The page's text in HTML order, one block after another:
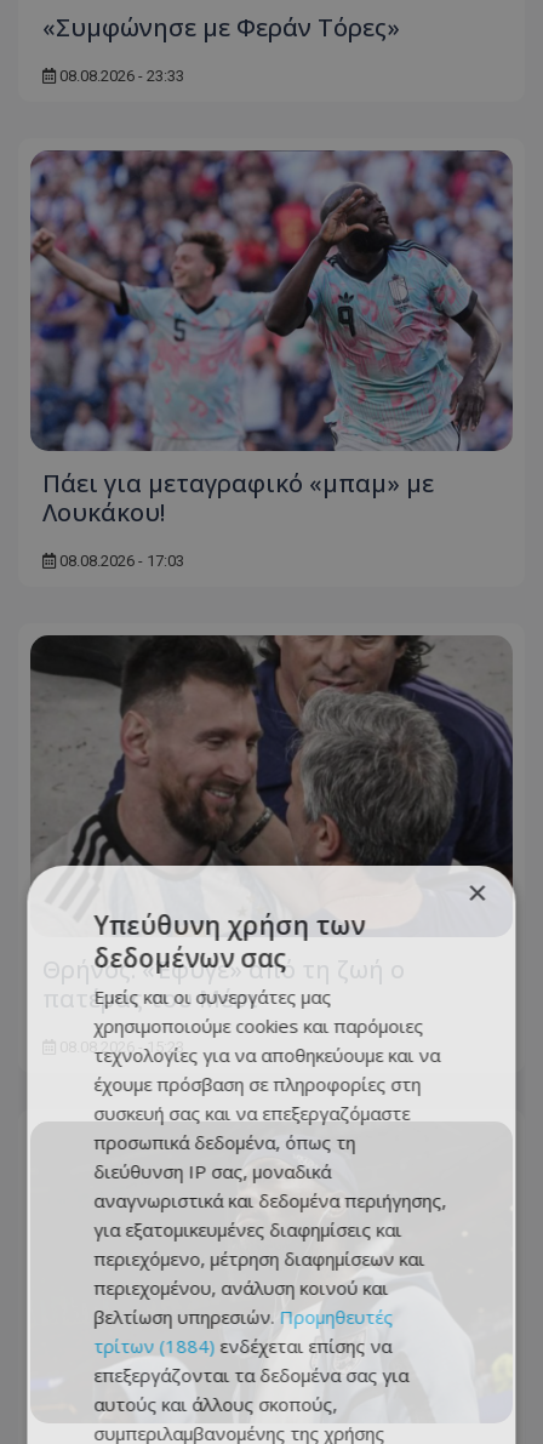
«Συμφώνησε με Φεράν Τόρες»
08.08.2026 - 23:33
Πάει για μεταγραφικό «μπαμ» με
Λουκάκου!
08.08.2026 - 17:03
Θρήνος: «Έφυγε» από τη ζωή ο
πατέρας του Μέσι
08.08.2026 - 15:23
×
Υπεύθυνη χρήση των
δεδομένων σας
Εμείς και οι συνεργάτες μας
χρησιμοποιούμε cookies και παρόμοιες
τεχνολογίες για να αποθηκεύουμε και να
έχουμε πρόσβαση σε πληροφορίες στη
συσκευή σας και να επεξεργαζόμαστε
προσωπικά δεδομένα, όπως τη
διεύθυνση IP σας, μοναδικά
αναγνωριστικά και δεδομένα περιήγησης,
για εξατομικευμένες διαφημίσεις και
περιεχόμενο, μέτρηση διαφημίσεων και
περιεχομένου, ανάλυση κοινού και
βελτίωση υπηρεσιών. Προμηθευτές
τρίτων (1884) ενδέχεται επίσης να
επεξεργάζονται τα δεδομένα σας για
αυτούς και άλλους σκοπούς,
συμπεριλαμβανομένης της χρήσης